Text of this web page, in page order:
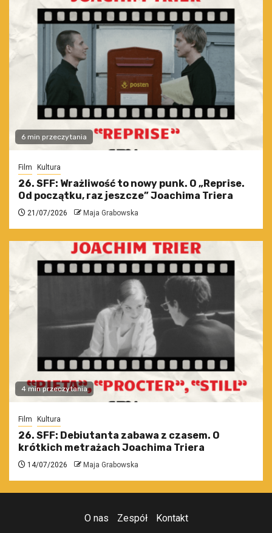
6 min przeczytania
Film Kultura
26. SFF: Wrażliwość to nowy punk. O „Reprise.
Od początku, raz jeszcze” Joachima Triera
21/07/2026 Maja Grabowska
4 min przeczytania
Film Kultura
26. SFF: Debiutanta zabawa z czasem. O
krótkich metrażach Joachima Triera
14/07/2026 Maja Grabowska
O nas Zespół Kontakt